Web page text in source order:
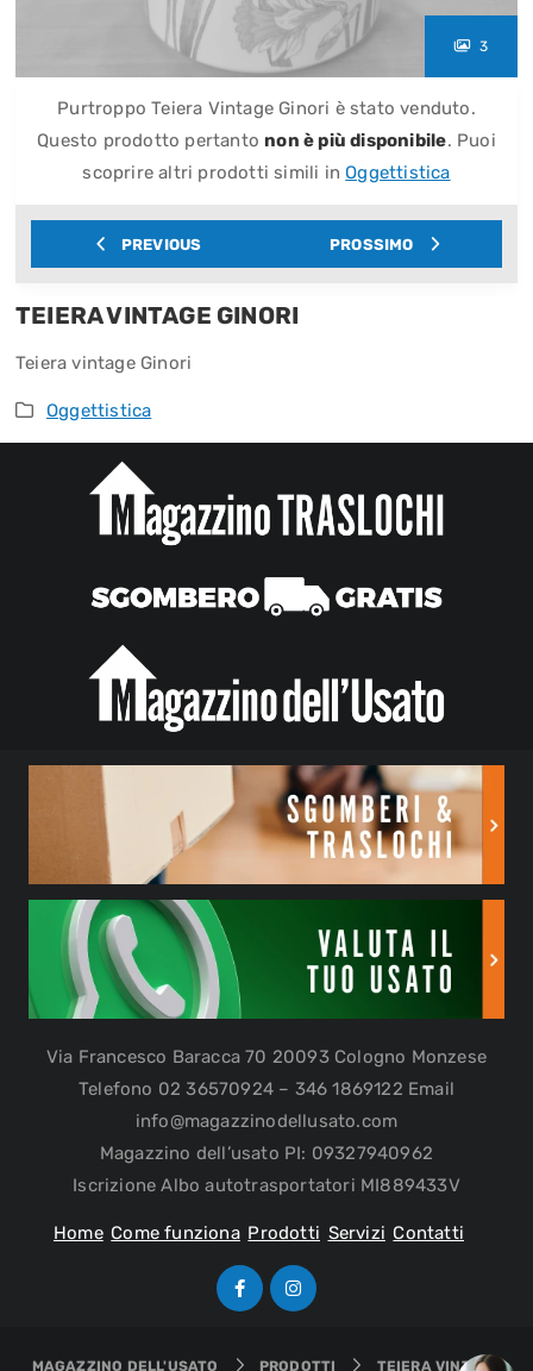
3
Purtroppo Teiera Vintage Ginori è stato venduto.
Questo prodotto pertantonon è più disponibile. Puoi
scoprire altri prodotti simili in Oggettistica
PREVIOUS PROSSIMO
TEIERA VINTAGE GINORI
Teiera vintage Ginori
Oggettistica
Via Francesco Baracca 70 20093 Cologno Monzese
Telefono 02 36570924 – 346 1869122 Email
info@magazzinodellusato.com
Magazzino dell’usato PI: 09327940962
Iscrizione Albo autotrasportatori MI889433V
Home Come funziona Prodotti Servizi Contatti
MAGAZZINO DELL'USATO PRODOTTI TEIERA VINTAGE